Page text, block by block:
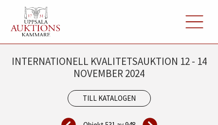
INTERNATIONELL KVALITETSAUKTION 12 - 14
NOVEMBER 2024
TILL KATALOGEN